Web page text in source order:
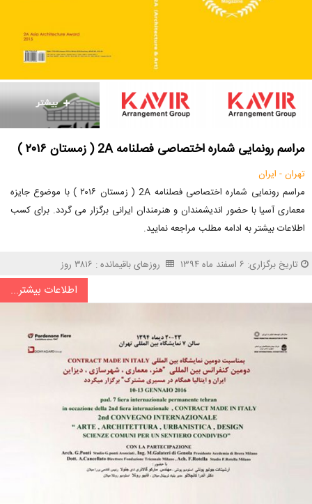
مراسم رونمایی شماره اختصاصی فصلنامه 2A ( زمستان ۲۰۱۶ )
تهران - ایران
مراسم رونمایی شماره اختصاصی فصلنامه 2A ( زمستان ۲۰۱۶ ) با موضوع جایزه
معماری آسیا با حضور اندیشمندان و هنرمندان ایرانی برگزار می گردد. برای کسب
اطلاعات بیشتر به ادامه مطلب مراجعه نمایید.
تاریخ برگزاری: ۶ اسفند ماه ۱۳۹۴ روزهای باقیمانده : ۳۸۱۶ روز
اطلاعات بیشتر...